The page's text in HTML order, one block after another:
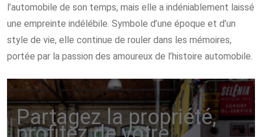
l’automobile de son temps, mais elle a indéniablement laissé
une empreinte indélébile. Symbole d’une époque et d’un
style de vie, elle continue de rouler dans les mémoires,
portée par la passion des amoureux de l’histoire automobile.
Partagez la propriété,